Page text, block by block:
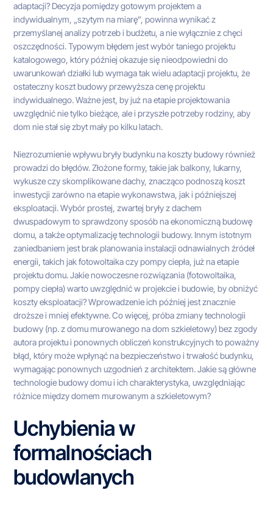
adaptacji? Decyzja pomiędzy gotowym projektem a
indywidualnym, „szytym na miarę”, powinna wynikać z
przemyślanej analizy potrzeb i budżetu, a nie wyłącznie z chęci
oszczędności. Typowym błędem jest wybór taniego projektu
katalogowego, który później okazuje się nieodpowiedni do
uwarunkowań działki lub wymaga tak wielu adaptacji projektu, że
ostateczny koszt budowy przewyższa cenę projektu
indywidualnego. Ważne jest, by już na etapie projektowania
uwzględnić nie tylko bieżące, ale i przyszłe potrzeby rodziny, aby
dom nie stał się zbyt mały po kilku latach.
Niezrozumienie wpływu bryły budynku na koszty budowy również
prowadzi do błędów. Złożone formy, takie jak balkony, lukarny,
wykusze czy skomplikowane dachy, znacząco podnoszą koszt
inwestycji zarówno na etapie wykonawstwa, jak i późniejszej
eksploatacji. Wybór prostej, zwartej bryły z dachem
dwuspadowym to sprawdzony sposób na ekonomiczną budowę
domu, a także optymalizację technologii budowy. Innym istotnym
zaniedbaniem jest brak planowania instalacji odnawialnych źródeł
energii, takich jak fotowoltaika czy pompy ciepła, już na etapie
projektu domu. Jakie nowoczesne rozwiązania (fotowoltaika,
pompy ciepła) warto uwzględnić w projekcie i budowie, by obniżyć
koszty eksploatacji? Wprowadzenie ich później jest znacznie
droższe i mniej efektywne. Co więcej, próba zmiany technologii
budowy (np. z domu murowanego na dom szkieletowy) bez zgody
autora projektu i ponownych obliczeń konstrukcyjnych to poważny
błąd, który może wpłynąć na bezpieczeństwo i trwałość budynku,
wymagając ponownych uzgodnień z architektem. Jakie są główne
technologie budowy domu i ich charakterystyka, uwzględniając
różnice między domem murowanym a szkieletowym?
Uchybienia w
formalnościach
budowlanych